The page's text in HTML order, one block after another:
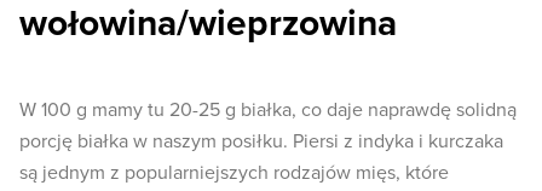
wołowina/wieprzowina
W 100 g mamy tu 20-25 g białka, co daje naprawdę solidną
porcję białka w naszym posiłku. Piersi z indyka i kurczaka
są jednym z popularniejszych rodzajów mięs, które